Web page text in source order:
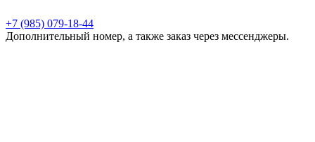
+7 (985) 079-18-44
Дополнительный номер, а также заказ через мессенджеры.